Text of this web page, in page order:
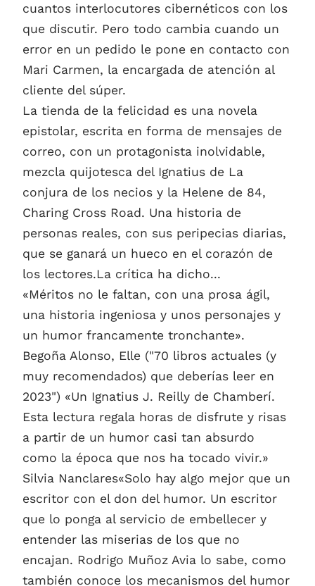
cuantos interlocutores cibernéticos con los
que discutir. Pero todo cambia cuando un
error en un pedido le pone en contacto con
Mari Carmen, la encargada de atención al
cliente del súper.
La tienda de la felicidad es una novela
epistolar, escrita en forma de mensajes de
correo, con un protagonista inolvidable,
mezcla quijotesca del Ignatius de La
conjura de los necios y la Helene de 84,
Charing Cross Road. Una historia de
personas reales, con sus peripecias diarias,
que se ganará un hueco en el corazón de
los lectores.La crítica ha dicho...
«Méritos no le faltan, con una prosa ágil,
una historia ingeniosa y unos personajes y
un humor francamente tronchante».
Begoña Alonso, Elle ("70 libros actuales (y
muy recomendados) que deberías leer en
2023") «Un Ignatius J. Reilly de Chamberí.
Esta lectura regala horas de disfrute y risas
a partir de un humor casi tan absurdo
como la época que nos ha tocado vivir.»
Silvia Nanclares«Solo hay algo mejor que un
escritor con el don del humor. Un escritor
que lo ponga al servicio de embellecer y
entender las miserias de los que no
encajan. Rodrigo Muñoz Avia lo sabe, como
también conoce los mecanismos del humor